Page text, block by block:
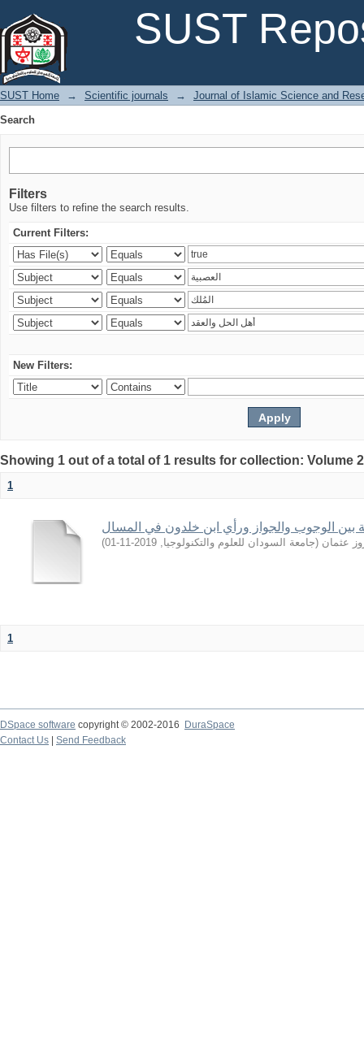
SUST
SUST Home → Scientific journals →
Journal of Islamic Science and
Search
Filters
Use filters to refine the search results.
Current Filters:
New Filters:
Showing 1 out of a total of 1 results for collection: Volume
1
الوجوب والجواز ورأي ابن خلدون في المسال
عثمان (جامعة السودان للعلوم والتكنولوجيا,
2019-11-01
)
1
DSpace software copyright © 2002-2016
DuraSpace
Contact Us
Send Feedback